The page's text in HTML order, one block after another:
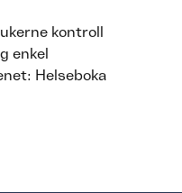
kontroll
enkel
Helseboka